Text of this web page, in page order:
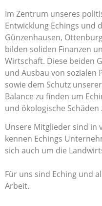
Im Zentrum unseres
Entwicklung Echings und
Günzenhausen,
bilden soliden Finanzen
Wirtschaft. Diese beiden
und Ausbau von sozialen
sowie dem Schutz
Balance zu finden um
und ökologische Schäden
Unsere Mitglieder sind in
kennen Echings
sich auch um die
Für uns sind Eching und
Arbeit.